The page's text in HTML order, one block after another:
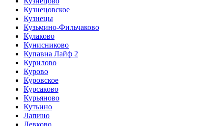
Кузнецовское
Кузнецы
Кузьмино-Фильчаково
Кулаково
Кунисниково
Купавна Лайф 2
Курилово
Курово
Куровское
Курсаково
Курьяново
Кутьино
Лапино